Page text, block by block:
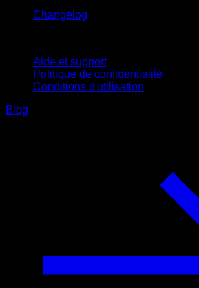
Changelog
Aide et support
Politique de confidentialité
Conditions d'utilisation
Blog